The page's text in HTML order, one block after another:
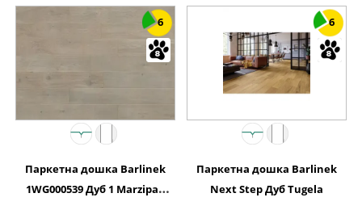
6
Паркетна дошка Barlinek
1WG000539 Дуб 1 Marzipan
6
Паркетна дошка Barlinek
Next Step Дуб Tugela